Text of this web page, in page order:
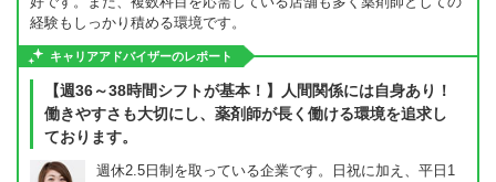
経験もしっかり積める環境です。
キャリアアドバイザーのレポート
【週36～38時間シフトが基本！】人間関係には自身あり！
働きやすさも大切にし、薬剤師が長く働ける環境を追求し
ております。
週休2.5日制を取っている企業です。日祝に加え、平日1